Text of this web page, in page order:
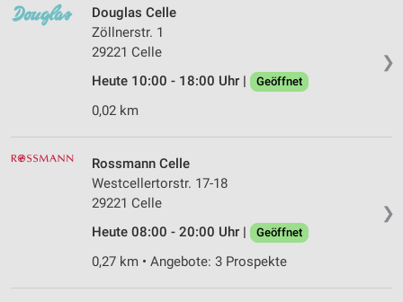
❯
Douglas Celle
Zöllnerstr. 1
29221 Celle
Heute 10:00 - 18:00 Uhr |
Geöffnet
0,02 km
❯
Rossmann Celle
Westcellertorstr. 17-18
29221 Celle
Heute 08:00 - 20:00 Uhr |
Geöffnet
0,27 km • Angebote: 3 Prospekte